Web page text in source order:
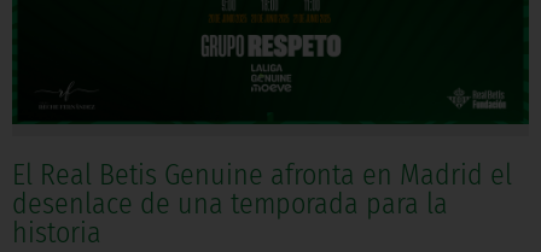
El Real Betis Genuine afronta en Madrid el
desenlace de una temporada para la
historia